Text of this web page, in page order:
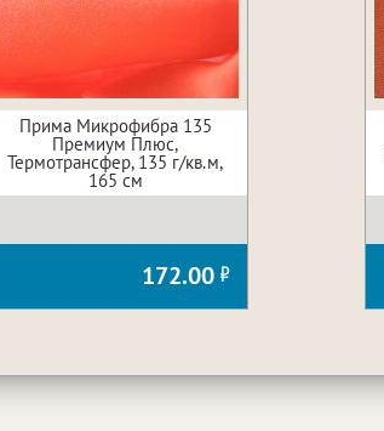
Прима Микрофибра 135
Премиум Плюс,
Термотрансфер, 135 г/кв.м,
165 см
172.00